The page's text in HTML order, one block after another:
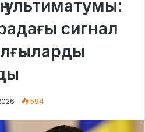
ультиматумы:
сигнал
594